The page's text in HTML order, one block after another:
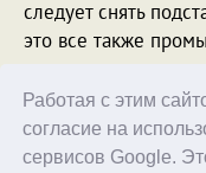
Работая с этим
согласие на
сервисов Google.
следует снять
это все также
Весь процесс
пару минут.
Наблюдения при